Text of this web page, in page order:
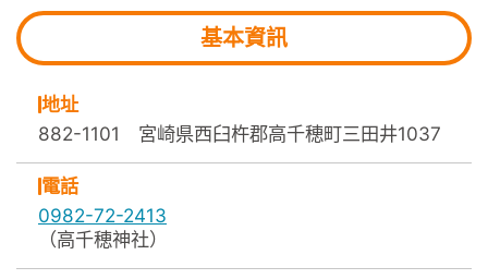
基本資訊
地址
882-1101 宮崎県西臼杵郡高千穂町三田井1037
電話
0982-72-2413
（高千穂神社）